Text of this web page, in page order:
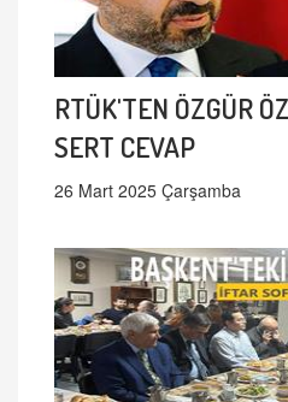
RTÜK'TEN ÖZGÜR
SERT CEVAP
26 Mart 2025 Çarşamba